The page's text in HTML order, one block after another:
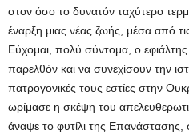
στον όσο το δυνατόν ταχύτερο
έναρξη μιας νέας ζωής, μέσα από
Εύχομαι, πολύ σύντομα, ο
παρελθόν και να συνεχίσουν την
πατρογονικές τους εστίες στην
ωρίμασε η σκέψη του
άναψε το φυτίλι της